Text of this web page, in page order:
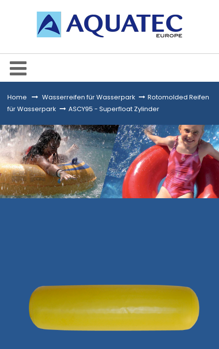
Home &gt;Wasserreifen für Wasserpark > Rotomolded Reifen
für Wasserpark > ASCY95 - Superfloat Zylinder